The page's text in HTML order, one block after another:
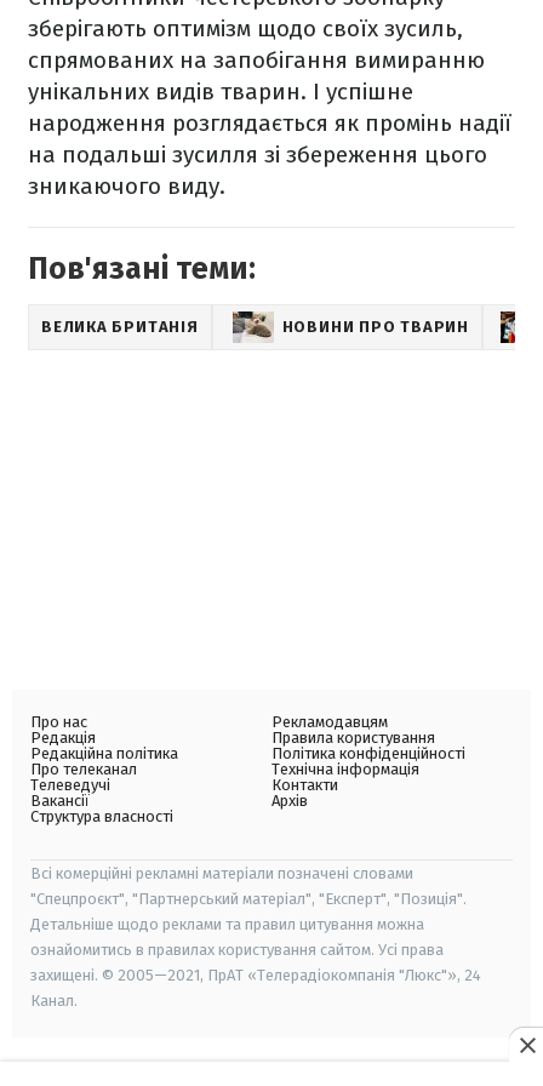
зберігають оптимізм щодо своїх зусиль,
спрямованих на запобігання вимиранню
унікальних видів тварин. І успішне
народження розглядається як промінь надії
на подальші зусилля зі збереження цього
зникаючого виду.
Пов'язані теми:
ВЕЛИКА БРИТАНІЯ НОВИНИ ПРО ТВАРИН
Про нас
Редакція
Редакційна політика
Про телеканал
Телеведучі
Вакансії
Структура власності
Рекламодавцям
Правила користування
Політика конфіденційності
Технічна інформація
Контакти
Архів
Всі комерційні рекламні матеріали позначені словами
"Спецпроєкт", "Партнерський матеріал", "Експерт", "Позиція".
Детальніше щодо реклами та правил цитування можна
ознайомитись в правилах користування сайтом. Усі права
захищені. © 2005—2021, ПрАТ «Телерадіокомпанія "Люкс"», 24
Канал.